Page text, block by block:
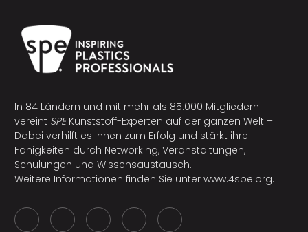
In 84 Ländern und mit mehr als 85.000 Mitgliedern
vereint SPEKunststoff-Experten auf der ganzen Welt –
Dabei verhilft es ihnen zum Erfolg und stärkt ihre
Fähigkeiten durch Networking, Veranstaltungen,
Schulungen und Wissensaustausch.
Weitere Informationen finden Sie unter www.4spe.org.